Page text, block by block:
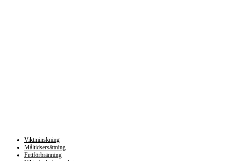
Viktminskning
Måltidsersättning
Fettförbränning